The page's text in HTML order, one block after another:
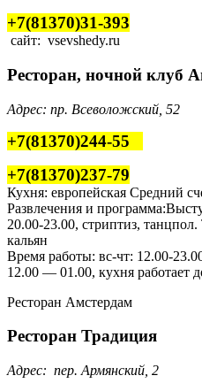
+7(81370)31-393
сайт: vsevshedy.ru
Ресторан, ночной клуб
Адрес: пр. Всеволожский, 52
+7(81370)244-55
+7(81370)237-79
Кухня: европейская Средний
Развлечения и
20.00-23.00, стриптиз,
кальян
Время работы: вс-чт: 12.00-
12.00 — 01.00, кухня работает
Ресторан Амстердам
Ресторан Традиция
Адрес: пер. Армянский, 2